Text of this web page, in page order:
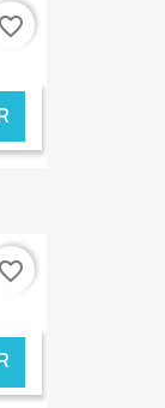
favorite_border
favorite_border